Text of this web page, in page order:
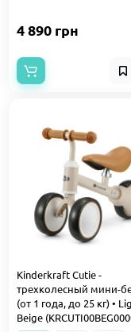
4 890 грн
Kinderkraft Cutie -
трехколесный мини-
(от 1 года, до 25 кг) •
Beige